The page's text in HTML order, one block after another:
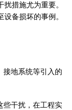
措施尤为重要。
备损坏的事例。
接地系统等引入的
些干扰，在工程实